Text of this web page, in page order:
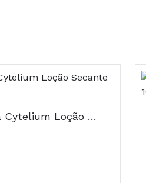
A-Derma Cytelium Loção Secante 100ml